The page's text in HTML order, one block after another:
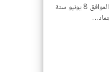
قانون رقم 26-12 مؤرخ في 22 ذي الحجة عام 1447 الموافق 8 يونيو سنة